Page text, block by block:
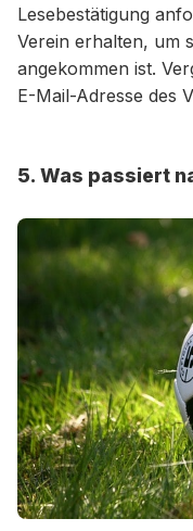
Lesebestätigung
Verein erhalten, um
angekommen ist.
E-Mail-Adresse des
5. Was passiert